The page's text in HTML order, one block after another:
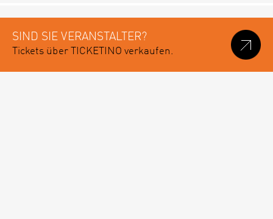
SIND SIE VERANSTALTER?
Tickets über TICKETINO verkaufen.